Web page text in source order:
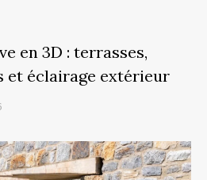
en 3D : terrasses,
et éclairage extérieur